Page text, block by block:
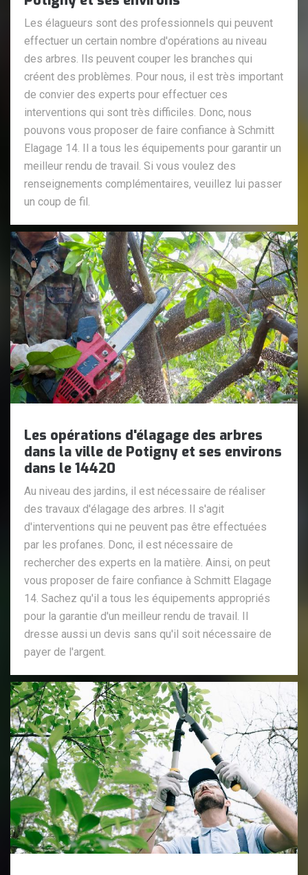
Les élagueurs sont des professionnels qui peuvent
effectuer un certain nombre d'opérations au niveau
des arbres. Ils peuvent couper les branches qui
créent des problèmes. Pour nous, il est très important
de convier des experts pour effectuer ces
interventions qui sont très difficiles. Donc, nous
pouvons vous proposer de faire confiance à Schmitt
Elagage 14. Il a tous les équipements pour garantir un
meilleur rendu de travail. Si vous voulez des
renseignements complémentaires, veuillez lui passer
un coup de fil.
Les opérations d'élagage des arbres
dans la ville de Potigny et ses environs
dans le 14420
Au niveau des jardins, il est nécessaire de réaliser
des travaux d'élagage des arbres. Il s'agit
d'interventions qui ne peuvent pas être effectuées
par les profanes. Donc, il est nécessaire de
rechercher des experts en la matière. Ainsi, on peut
vous proposer de faire confiance à Schmitt Elagage
14. Sachez qu'il a tous les équipements appropriés
pour la garantie d'un meilleur rendu de travail. Il
dresse aussi un devis sans qu'il soit nécessaire de
payer de l'argent.